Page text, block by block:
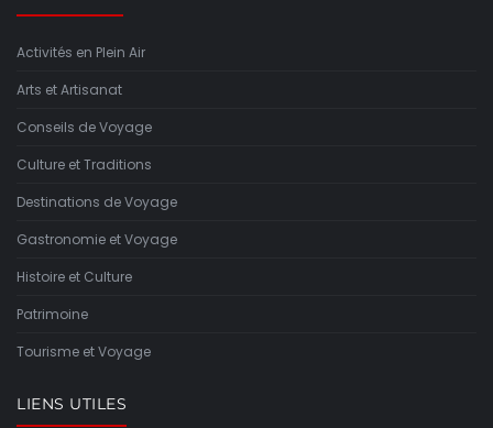
Activités en Plein Air
Arts et Artisanat
Conseils de Voyage
Culture et Traditions
Destinations de Voyage
Gastronomie et Voyage
Histoire et Culture
Patrimoine
Tourisme et Voyage
LIENS UTILES